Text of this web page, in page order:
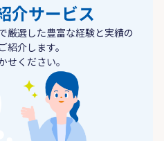
介サービス
厳選した豊富な経験と実績の
介します。
せください。